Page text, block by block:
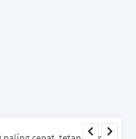
paling cepat, tetapi siapa